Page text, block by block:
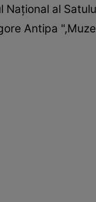
al
Antipa